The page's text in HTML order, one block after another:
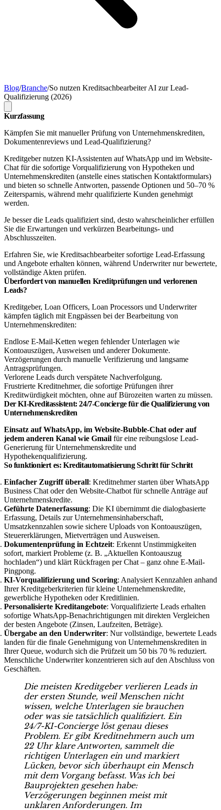
Blog/Branche/So nutzen Kreditsachbearbeiter AI zur Lead-
Qualifizierung (2026)
Kurzfassung
Kämpfen Sie mit manueller Prüfung von Unternehmenskrediten,
Dokumentenreviews und Lead-Qualifizierung?
Kreditgeber nutzen KI-Assistenten auf WhatsApp und im Website-
Chat für die sofortige Vorqualifizierung von Hypotheken und
Unternehmenskrediten (anstelle eines statischen Kontaktformulars)
und bieten so schnelle Antworten, passende Optionen und 50–70 %
Zeitersparnis, während mehr qualifizierte Kunden genehmigt
werden.
Je besser die Leads qualifiziert sind, desto wahrscheinlicher erfüllen
Sie die Erwartungen und verkürzen Bearbeitungs- und
Abschlusszeiten.
Erfahren Sie, wie Kreditsachbearbeiter sofortige Lead-Erfassung
und Angebote erhalten können, während Underwriter nur bewertete,
vollständige Akten prüfen.
Überfordert von manuellen Kreditprüfungen und verlorenen
Leads?
Kreditgeber, Loan Officers, Loan Processors und Underwriter
kämpfen täglich mit Engpässen bei der Bearbeitung von
Unternehmenskrediten:
Endlose E-Mail-Ketten wegen fehlender Unterlagen wie
Kontoauszügen, Ausweisen und anderer Dokumente.
Verzögerungen durch manuelle Verifizierung und langsame
Antragsprüfungen.
Verlorene Leads durch verspätete Nachverfolgung.
Frustrierte Kreditnehmer, die sofortige Prüfungen ihrer
Kreditwürdigkeit möchten, ohne auf Bürozeiten warten zu müssen.
Der KI-Kreditassistent: 24/7-Concierge für die Qualifizierung von
Unternehmenskrediten
Einsatz auf WhatsApp, im Website-Bubble-Chat oder auf
jedem anderen Kanal wie Gmail für eine reibungslose Lead-
Generierung für Unternehmenskredite und
Hypothekenqualifizierung.
So funktioniert es: Kreditautomatisierung Schritt für Schritt
Einfacher Zugriff überall: Kreditnehmer starten über WhatsApp
Business Chat oder den Website-Chatbot für schnelle Anträge auf
Unternehmenskredite.
Geführte Datenerfassung: Die KI übernimmt die dialogbasierte
Erfassung, Details zur Unternehmensinhaberschaft,
Umsatzkennzahlen sowie sichere Uploads von Kontoauszügen,
Steuererklärungen, Mietverträgen und Ausweisen.
Dokumentenprüfung in Echtzeit: Erkennt Unstimmigkeiten
sofort, markiert Probleme (z. B. „Aktuellen Kontoauszug
hochladen“) und klärt Rückfragen per Chat – ganz ohne E-Mail-
Pingpong.
KI-Vorqualifizierung und Scoring: Analysiert Kennzahlen anhand
Ihrer Kreditgeberkriterien für kleine Unternehmenskredite,
gewerbliche Hypotheken oder Kreditlinien.
Personalisierte Kreditangebote: Vorqualifizierte Leads erhalten
sofortige WhatsApp-Benachrichtigungen mit direkten Vergleichen
der besten Angebote (Zinsen, Laufzeiten, Beträge).
Übergabe an den Underwriter: Nur vollständige, bewertete Leads
landen für die finale Genehmigung von Unternehmenskrediten in
Ihrer Queue, wodurch sich die Prüfzeit um 50 bis 70 % reduziert.
Menschliche Underwriter konzentrieren sich auf den Abschluss von
Geschäften.
Die meisten Kreditgeber verlieren Leads in
der ersten Stunde, weil Menschen nicht
wissen, welche Unterlagen sie brauchen
oder was sie tatsächlich qualifiziert. Ein
24/7-KI-Concierge löst genau dieses
Problem. Er gibt Kreditnehmern auch um
22 Uhr klare Antworten, sammelt die
richtigen Unterlagen ein und markiert
Lücken, bevor sich überhaupt ein Mensch
mit dem Vorgang befasst. Was ich bei
Bauprojekten gesehen habe:
Verzögerungen beginnen meist mit
unklaren Anforderungen. Im